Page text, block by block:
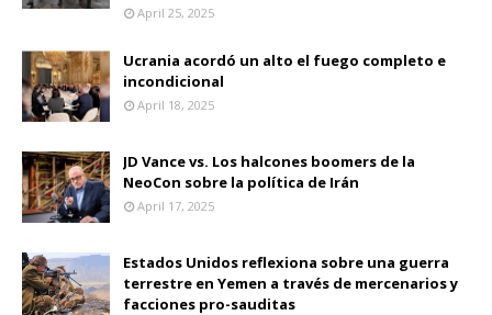
April 25, 2025
Ucrania acordó un alto el fuego completo e
incondicional
April 18, 2025
JD Vance vs. Los halcones boomers de la
NeoCon sobre la política de Irán
April 17, 2025
Estados Unidos reflexiona sobre una guerra
terrestre en Yemen a través de mercenarios y
facciones pro-sauditas